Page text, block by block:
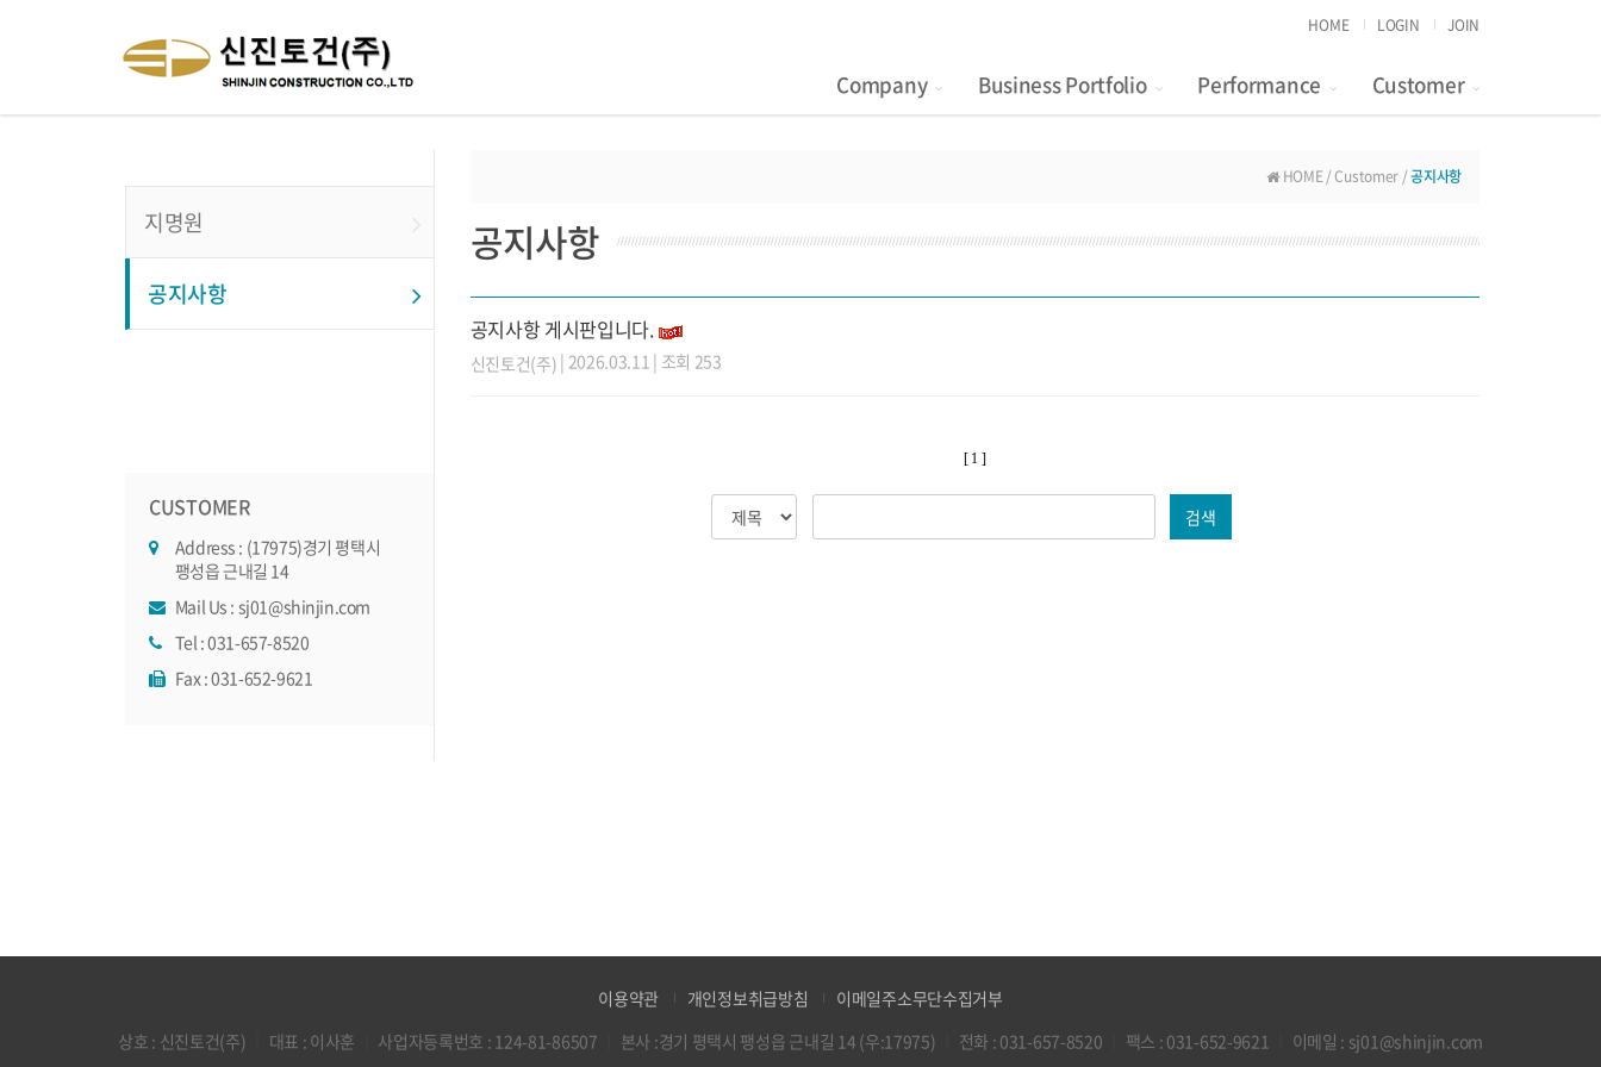
HOME LOGIN JOIN
Company Business Portfolio Performance Customer
지명원
공지사항
CUSTOMER
Address : (17975)경기 평택시
팽성읍 근내길 14
Mail Us : sj01@shinjin.com
Tel :031-657-8520
Fax : 031-652-9621
HOME / Customer /공지사항
공지사항
공지사항 게시판입니다.
신진토건(주) | 2026.03.11 | 조회 253
[ 1 ]
검색
이용약관 개인정보취급방침
이메일주소무단수집거부
상호 : 신진토건(주)
대표 : 이사훈 사업자등록번호 : 124-81-86507 본사 :경기 평택시 팽성읍 근내길 14 (우:17975) 전화 : 031-657-8520 팩스 : 031-652-9621 이메일 : sj01@shinjin.com